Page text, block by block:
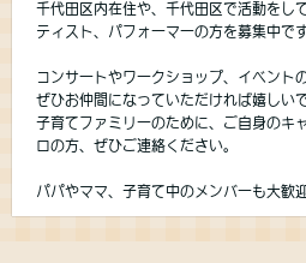
千代田区内在住や、千代田区で活動をし
ティスト、パフォーマーの方を募集中です
コンサートやワークショップ、イベント
ぜひお仲間になっていただければ嬉しいで
子育てファミリーのために、ご自身のキ
ロの方、ぜひご連絡ください。
パパやママ、子育て中のメンバーも大歓